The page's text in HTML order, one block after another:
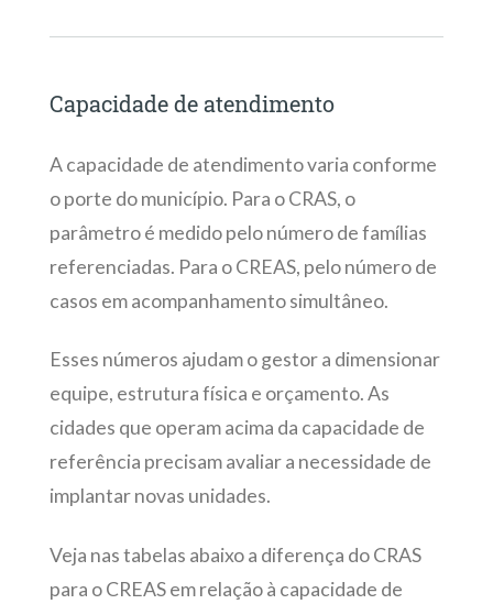
Capacidade de atendimento
A capacidade de atendimento varia conforme
o porte do município. Para o CRAS, o
parâmetro é medido pelo número de famílias
referenciadas. Para o CREAS, pelo número de
casos em acompanhamento simultâneo.
Esses números ajudam o gestor a dimensionar
equipe, estrutura física e orçamento. As
cidades que operam acima da capacidade de
referência precisam avaliar a necessidade de
implantar novas unidades.
Veja nas tabelas abaixo a diferença do CRAS
para o CREAS em relação à capacidade de